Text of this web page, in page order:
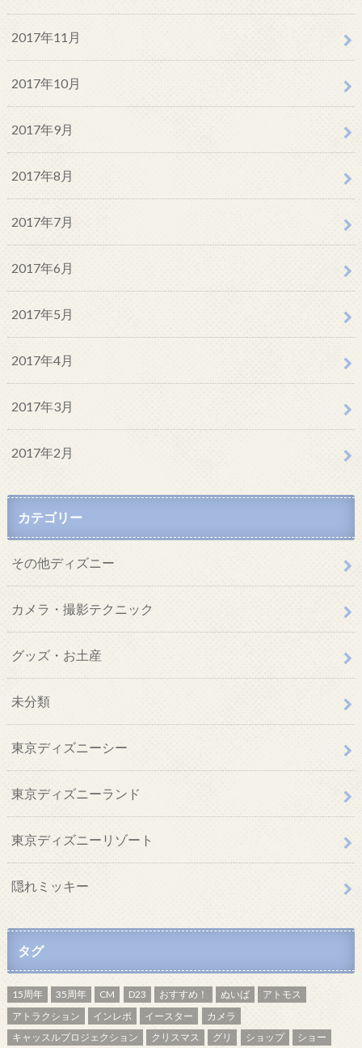
2017年11月
2017年10月
2017年9月
2017年8月
2017年7月
2017年6月
2017年5月
2017年4月
2017年3月
2017年2月
カテゴリー
その他ディズニー
カメラ・撮影テクニック
グッズ・お土産
未分類
東京ディズニーシー
東京ディズニーランド
東京ディズニーリゾート
隠れミッキー
タグ
15周年 35周年 CM D23 おすすめ！ ぬいば
アトモス
アトラクション
インレポ イースター
カメラ
キャッスルプロジェクション
クリスマス グリ ショップ
ショー